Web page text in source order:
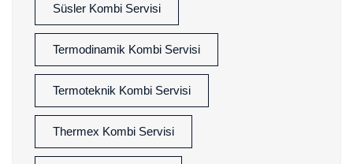
Süsler Kombi Servisi
Termodinamik Kombi Servisi
Termoteknik Kombi Servisi
Thermex Kombi Servisi